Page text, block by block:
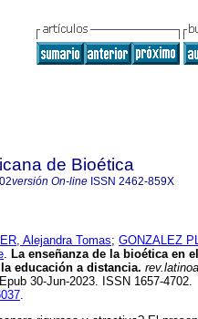
de Bioética
versión On-line ISSN 2462-859X
Alejandra Tomas; GONZALEZ
. La enseñanza de la bioética en
educación a distancia.
30-Jun-2023. ISSN 1657-4702.
.